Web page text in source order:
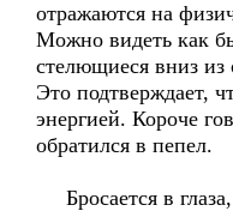
отражаются на
Можно видеть как
стелющиеся вниз из
Это подтверждает,
энергией. Короче
обратился в пепел.
Бросается в